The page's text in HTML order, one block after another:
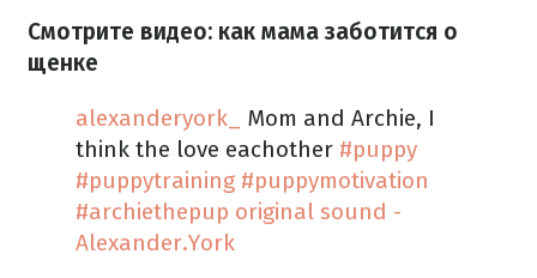
Смотрите видео: как мама заботится о
щенке
alexanderyork_
Mom and Archie, I
think the love eachother #puppy
#puppytraining #puppymotivation
#archiethepup original sound -
Alexander.York